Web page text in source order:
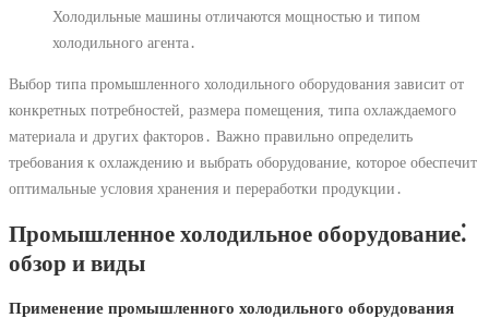
Холодильные машины отличаются мощностью и типом
холодильного агента․
Выбор типа промышленного холодильного оборудования зависит от
конкретных потребностей, размера помещения, типа охлаждаемого
материала и других факторов․ Важно правильно определить
требования к охлаждению и выбрать оборудование, которое обеспечит
оптимальные условия хранения и переработки продукции․
Промышленное холодильное оборудование⁚
обзор и виды
Применение промышленного холодильного оборудования